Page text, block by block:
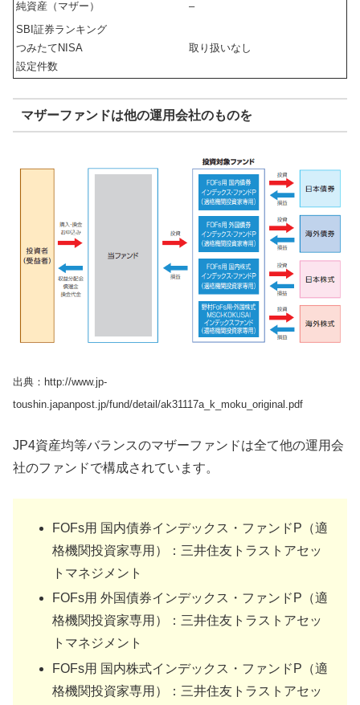
純資産（マザー）
–
SBI証券ランキング
つみたてNISA
設定件数
取り扱いなし
マザーファンドは他の運用会社のものを
出典：http://www.jp-
toushin.japanpost.jp/fund/detail/ak31117a_k_moku_original.pdf
JP4資産均等バランスのマザーファンドは全て他の運用会
社のファンドで構成されています。
FOFs用 国内債券インデックス・ファンドP（適
格機関投資家専用）：三井住友トラストアセッ
トマネジメント
FOFs用 外国債券インデックス・ファンドP（適
格機関投資家専用）：三井住友トラストアセッ
トマネジメント
FOFs用 国内株式インデックス・ファンドP（適
格機関投資家専用）：三井住友トラストアセッ